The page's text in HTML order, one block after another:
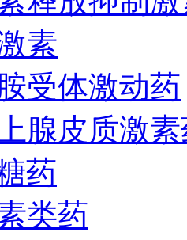
素
受体激动药
腺皮质激
药
类药